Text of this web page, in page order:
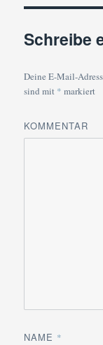
Schreibe
Deine E-Mail-
sind mit * markiert
KOMMENTAR
NAME *